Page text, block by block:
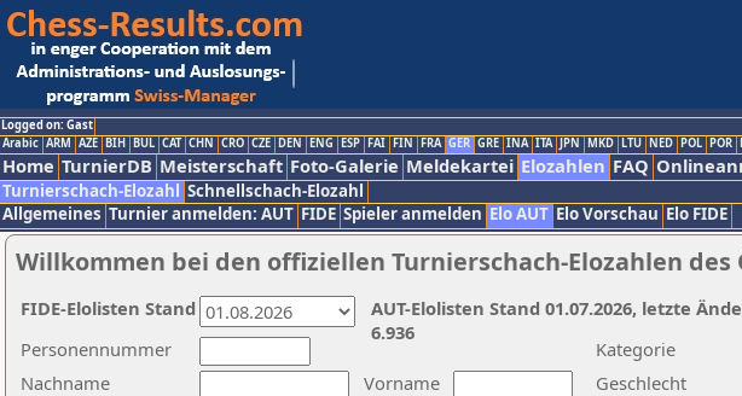
Logged on: Gast
Arabic ARM AZE BIH BUL CAT CHN CRO CZE DEN ENG ESP FAI FIN FRA GER GRE INA ITA JPN MKD LTU NED POL POR
Home TurnierDB Meisterschaft Foto-Galerie Meldekartei Elozahlen FAQ
Turnierschach-Elozahl Schnellschach-Elozahl
Allgemeines Turnier anmelden: AUT FIDE Spieler anmelden Elo AUT Elo Vorschau Elo FIDE
Willkommen bei den offiziellen Turnierschach-Elozahlen des
Nachname
Vorname
Kategorie
Personennummer
Geschlecht
AUT-Elolisten Stand 01.07.2026, letzte
6.936
FIDE-Elolisten Stand